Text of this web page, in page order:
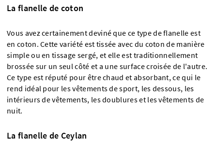
La flanelle de coton
Vous avez certainement deviné que ce type de flanelle est
en coton. Cette variété est tissée avec du coton de manière
simple ou en tissage sergé, et elle est traditionnellement
brossée sur un seul côté et a une surface croisée de l'autre.
Ce type est réputé pour être chaud et absorbant, ce qui le
rend idéal pour les vêtements de sport, les dessous, les
intérieurs de vêtements, les doublures et les vêtements de
nuit.
La flanelle de Ceylan